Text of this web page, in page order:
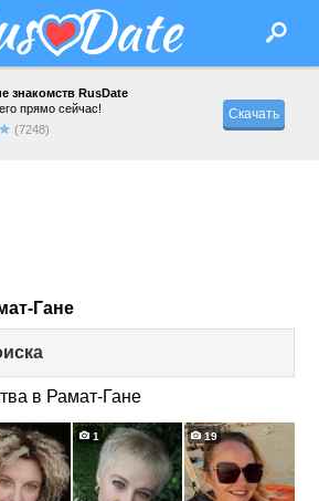
знакомств RusDate
прямо сейчас!
(7248)
Скачать
Гане
to
expand
contents
в Рамат-Гане
1 19